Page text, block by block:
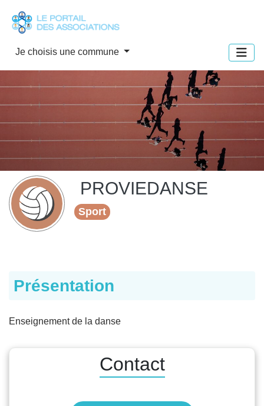
Je choisis une commune
PROVIEDANSE
Sport
Présentation
Enseignement de la danse
Contact